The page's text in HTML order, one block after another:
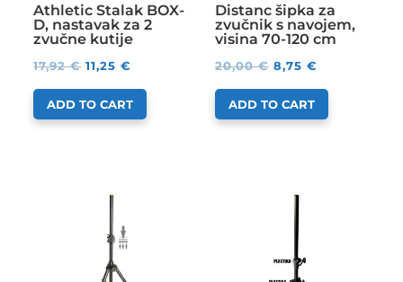
Athletic Stalak BOX-
D, nastavak za 2
zvučne kutije
17,92€ 11,25€
ADD TO CART
Distanc šipka za
zvučnik s navojem,
visina 70-120 cm
20,00€ 8,75 €
ADD TO CART